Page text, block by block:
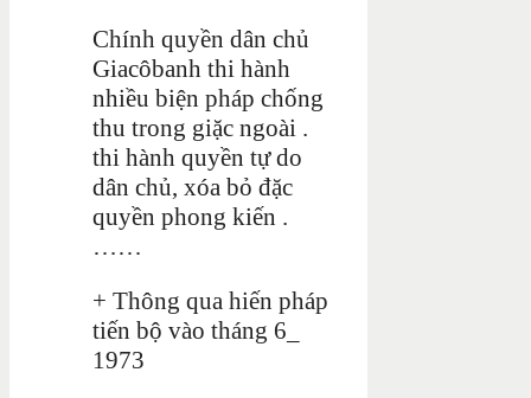
Chính quyền dân chủ
Giacôbanh thi hành
nhiều biện pháp chống
thu trong giặc ngoài .
thi hành quyền tự do
dân chủ, xóa bỏ đặc
quyền phong kiến .
……
+ Thông qua hiến pháp
tiến bộ vào tháng 6_
1973